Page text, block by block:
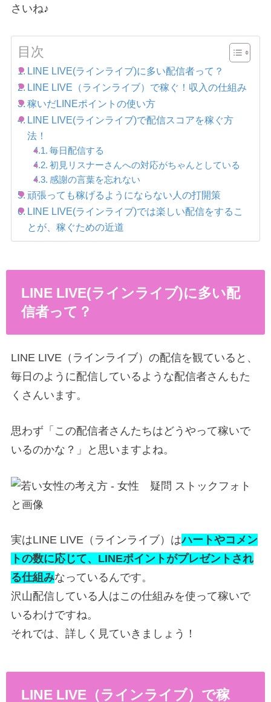
さいね♪
目次
LINE LIVE(ラインライブ)に多い配信者って？
LINE LIVE（ラインライブ）で稼ぐ！収入の仕組み
稼いだLINEポイントの使い方
LINE LIVE(ラインライブ)で配信スコアを稼ぐ方
法！
毎日配信する
初見リスナーさんへの対応がちゃんとしている
感謝の言葉を忘れない
頑張っても稼げるようにならない人の打開策
LINE LIVE(ラインライブ)では楽しい配信をするこ
とが、稼ぐための近道
LINE LIVE(ラインライブ)に多い配
信者って？
LINE LIVE（ラインライブ）の配信を観ていると、
毎日のように配信しているような配信者さんもた
くさんいます。
思わず「この配信者さんたちはどうやって稼いで
いるのかな？」と思いますよね。
実はLINE LIVE（ラインライブ）はハートやコメン
トの数に応じて、LINEポイントがプレゼントされ
る仕組みなっているんです。
沢山配信している人はこの仕組みを使って稼いで
いるわけですね。
それでは、詳しく見ていきましょう！
LINE LIVE（ラインライブ）で稼